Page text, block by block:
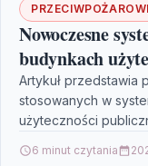
Nowoczesne
budynkach
Artykuł przedstawia
stosowanych w
użyteczności
Opisano
6 minut czytania